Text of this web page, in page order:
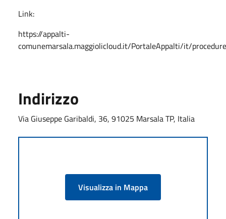
Link:
https://appalti-
comunemarsala.maggiolicloud.it/PortaleAppalti/it/
Indirizzo
Via Giuseppe Garibaldi, 36, 91025 Marsala TP, Italia
Visualizza in Mappa